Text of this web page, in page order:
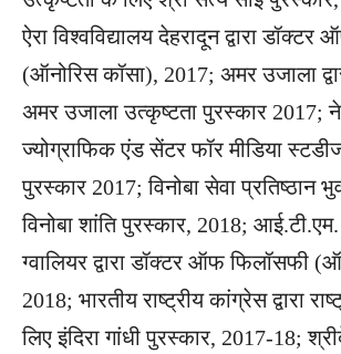
ऐरा विश्वविद्यालय देहरादून द्वारा
(ऑनोरिस कॉसा), 2017; अमर उजाला
अमर उजाला उत्कृष्टता पुरस्कार 2017;
ज्योग्राफिक एंड सेंटर फॉर मीडिया स्टडीज
पुरस्कार 2017; विनोबा सेवा प्रतिष्ठान
विनोबा शांति पुरस्कार, 2018; आई.टी.एम.
ग्वालियर द्वारा डॉक्टर ऑफ फिलॉसफी
2018; भारतीय राष्ट्रीय कांग्रेस द्वारा
लिए इंदिरा गांधी पुरस्कार, 2017-18;